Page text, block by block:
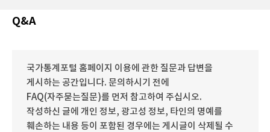
Q&A
국가통계포털 홈페이지 이용에 관한 질문과 답변을
게시하는 공간입니다. 문의하시기 전에
FAQ(자주묻는질문)를 먼저 참고하여 주십시오.
작성하신 글에 개인 정보, 광고성 정보, 타인의 명예를
훼손하는 내용 등이 포함된 경우에는 게시글이 삭제될 수